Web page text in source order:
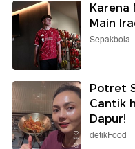
Karena
Main
Sepakbola
Potret
Cantik
Dapur!
detikFood